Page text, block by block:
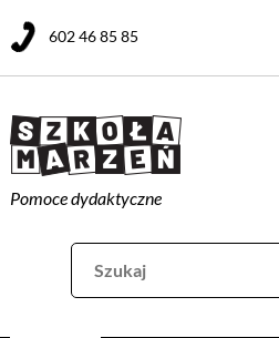
Pomoce dydaktyczne
602 46 85 85